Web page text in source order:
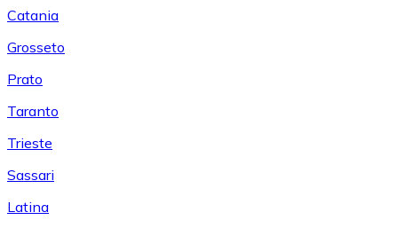
Catania
Grosseto
Prato
Taranto
Trieste
Sassari
Latina